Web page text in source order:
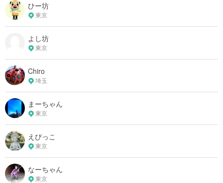
ひー坊
東京
よし坊
東京
Chiro
埼玉
まーちゃん
東京
えびっこ
東京
なーちゃん
東京